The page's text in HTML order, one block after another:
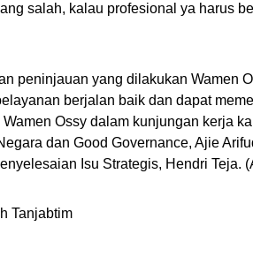
salah, kalau profesional ya harus
peninjauan yang dilakukan Wamen
berjalan baik dan dapat
Ossy dalam kunjungan kerja
dan Good Governance, Ajie
Isu Strategis, Hendri Teja.
Tanjabtim